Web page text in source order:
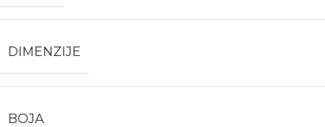
DIMENZIJE
BOJA